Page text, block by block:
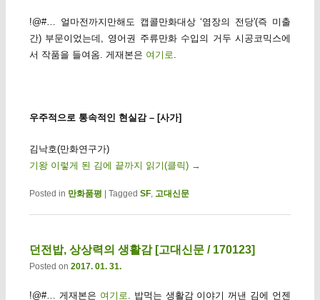
!@#… 얼마전까지만해도 캡콜만화대상 ‘염장의 전당'(즉 미출
간) 부문이었는데, 영어권 주류만화 수입의 거두 시공코믹스에
서 작품을 들여옴. 게재본은 여기로
우주적으로 통속적인 현실감 – [사가]
김낙호(만화연구가)
기왕 이렇게 된 김에 끝까지 읽기(클릭) →
Posted in 만화품평 Tagged SF, 고대신문
던전밥, 상상력의 생활감 [고대신문 / 170123]
Posted on 2017. 01. 31.
!@#… 게재본은 여기로. 밥먹는 생활감 이야기 꺼낸 김에 언젠